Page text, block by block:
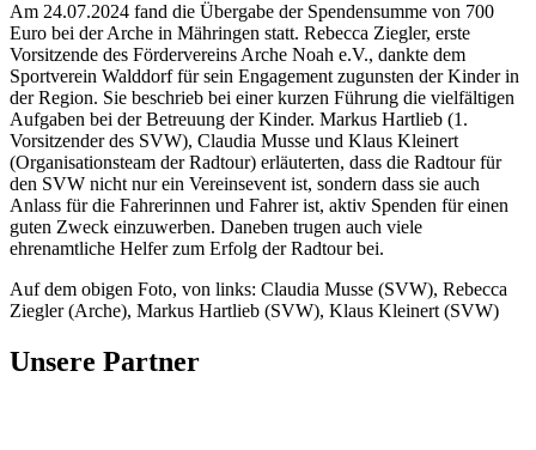
Am 24.07.2024 fand die Übergabe der Spendensumme von 700
Euro bei der Arche in Mähringen statt. Rebecca Ziegler, erste
Vorsitzende des Fördervereins Arche Noah e.V., dankte dem
Sportverein Walddorf für sein Engagement zugunsten der Kinder in
der Region. Sie beschrieb bei einer kurzen Führung die vielfältigen
Aufgaben bei der Betreuung der Kinder. Markus Hartlieb (1.
Vorsitzender des SVW), Claudia Musse und Klaus Kleinert
(Organisationsteam der Radtour) erläuterten, dass die Radtour für
den SVW nicht nur ein Vereinsevent ist, sondern dass sie auch
Anlass für die Fahrerinnen und Fahrer ist, aktiv Spenden für einen
guten Zweck einzuwerben. Daneben trugen auch viele
ehrenamtliche Helfer zum Erfolg der Radtour bei.
Auf dem obigen Foto, von links: Claudia Musse (SVW), Rebecca
Ziegler (Arche), Markus Hartlieb (SVW), Klaus Kleinert (SVW)
Unsere Partner